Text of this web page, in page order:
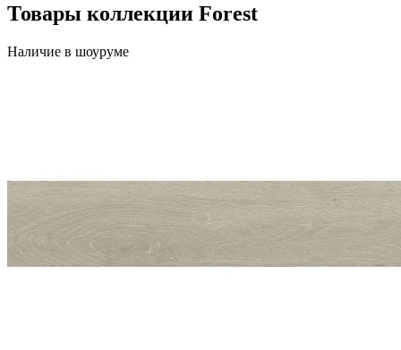
Товары коллекции Forest
Наличие в шоуруме